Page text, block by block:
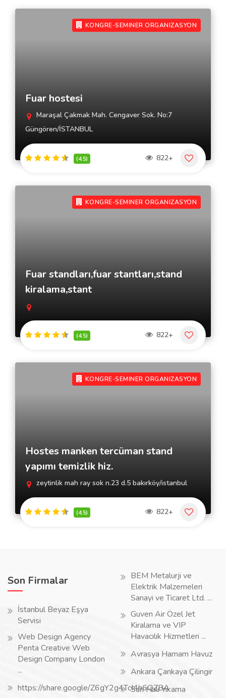
KONGRE-SEMINER ORGANIZASYON
Fuar hostesi
Maraşal Çakmak Mah. Cengaver Sok. No:7
Güngören/İSTANBUL
(4.5) 822+
KONGRE-SEMINER ORGANIZASYON
Fuar standları,fuar stantları,stand
kiralama,stant
(4.5) 822+
KONGRE-SEMINER ORGANIZASYON
Hostes manken tercüman stand
yapımı temizlik hiz.
zeytinlik mah ray sok n.23 d.5 bakırköy/istanbul
(4.5) 822+
Son Firmalar
İstanbul Beyaz Eşya
Servisi
Web Design Agency
Penta Creative Web
Design Company London
...
https://share.google/Z6gY2g4TcI4h6QZBA
BEM Metalurji ve
Elektrik Malzemeleri
Sanayi ve Ticaret Ltd. ...
Guven Air Özel Jet
Kiralama ve VIP
Havacılık Hizmetleri ...
Avrasya Hamam Havuz
Ankara Çankaya Çilingir
Sarı Halı Yıkama